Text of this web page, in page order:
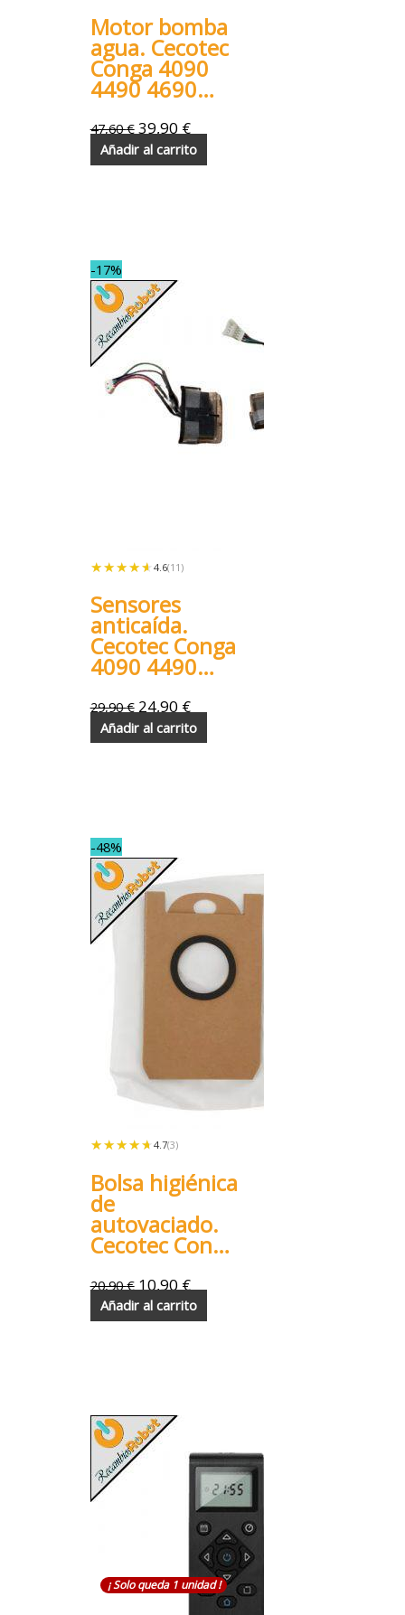
Motor bomba
agua. Cecotec
Conga 4090
4490 4690
7090
47,60€ 39,90 €
Añadir al carrito
-17%
★★★★★
★★★★★ 4.6(11)
Sensores
anticaída.
Cecotec Conga
4090 4490
6090 7090
29,90€ 24,90 €
Añadir al carrito
-48%
★★★★★
★★★★★ 4.7(3)
Bolsa higiénica
de
autovaciado.
Cecotec Conga
20,90€ 10,90€
Añadir al carrito
¡ Solo queda 1 unidad !